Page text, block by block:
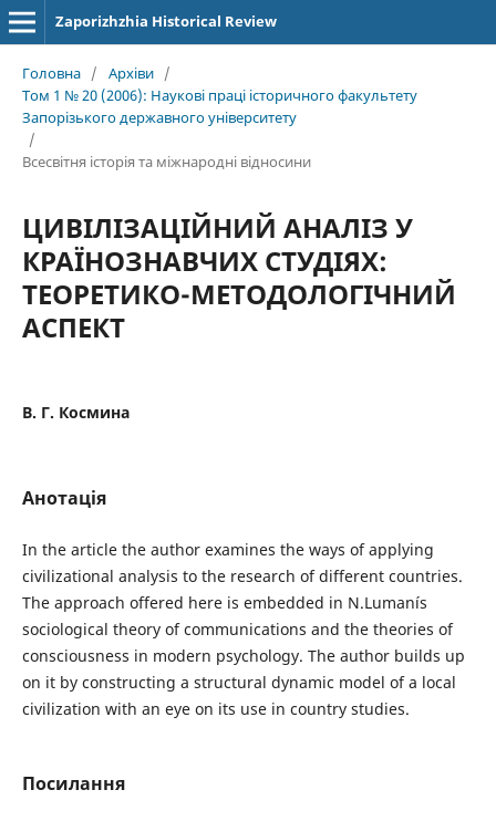
Zaporizhzhia Historical Review
Головна / Архіви /
Том 1 № 20 (2006): Наукові праці історичного факультету
Запорізького державного університету
/
Всесвітня історія та міжнародні відносини
ЦИВІЛІЗАЦІЙНИЙ АНАЛІЗ У
КРАЇНОЗНАВЧИХ СТУДІЯХ:
ТЕОРЕТИКО-МЕТОДОЛОГІЧНИЙ
АСПЕКТ
В. Г. Космина
Анотація
In the article the author examines the ways of applying
civilizational analysis to the research of different countries.
The approach offered here is embedded in N.Lumanís
sociological theory of communications and the theories of
consciousness in modern psychology. The author builds up
on it by constructing a structural dynamic model of a local
civilization with an eye on its use in country studies.
Посилання